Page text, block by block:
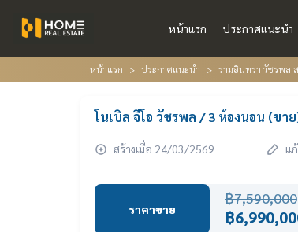
หน้าแรก ประกาศแนะนำ
หน้าแรก ประกาศแนะนำ รามอินทรา วัชรพล
โนเบิล จีโอ วัชรพล / 3 ห้องนอน (ขา
สร้างเมื่อ 24/03/2569 แ
ราคาขาย
฿7,590,000
฿